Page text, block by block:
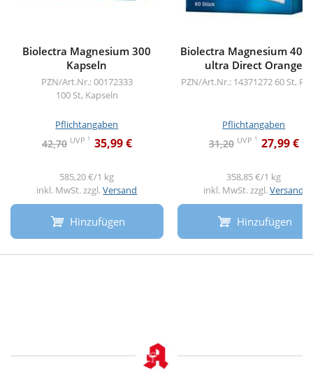
Biolectra Magnesium 300
Kapseln
PZN/Art.Nr.: 00172333
100 St, Kapseln
Pflichtangaben
42,70 UVP 1 35,99 €
585,20 €/1 kg
inkl. MwSt. zzgl.Versand
Hinzufügen
Biolectra Magnesium 400
ultra Direct Orange
PZN/Art.Nr.: 14371272 60 St,
Pflichtangaben
31,20 UVP 1 27,99 €
358,85 €/1 kg
inkl. MwSt. zzgl.Versand
Hinzufügen